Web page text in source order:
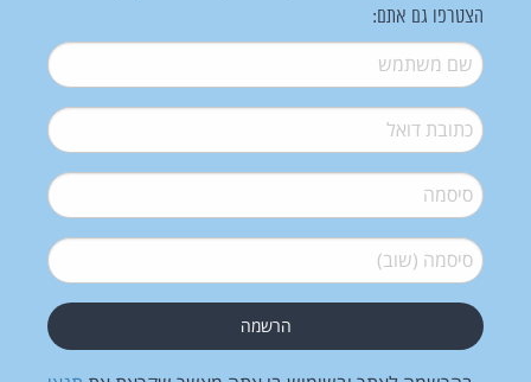
הצטרפו גם אתם:
שם משתמש*
דואל*
סיסמה*
סיסמה (שוב)*